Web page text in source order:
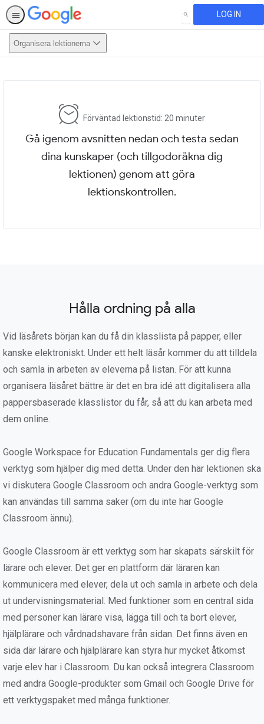
SEARCH LOG IN
Organisera lektionerna
Förväntad lektionstid: 20 minuter
Gå igenom avsnitten nedan och testa sedan
dina kunskaper (och tillgodoräkna dig
lektionen) genom att göra
lektionskontrollen.
Hålla ordning på alla
Vid läsårets början kan du få din klasslista på papper, eller
kanske elektroniskt. Under ett helt läsår kommer du att tilldela
och samla in arbeten av eleverna på listan. För att kunna
organisera läsåret bättre är det en bra idé att digitalisera alla
pappersbaserade klasslistor du får, så att du kan arbeta med
dem online.
Google Workspace for Education Fundamentals ger dig flera
verktyg som hjälper dig med detta. Under den här lektionen ska
vi diskutera Google Classroom och andra Google-verktyg som
kan användas till samma saker (om du inte har Google
Classroom ännu).
Google Classroom är ett verktyg som har skapats särskilt för
lärare och elever. Det ger en plattform där läraren kan
kommunicera med elever, dela ut och samla in arbete och dela
ut undervisningsmaterial. Med funktioner som en central sida
med personer kan lärare visa, lägga till och ta bort elever,
hjälplärare och vårdnadshavare från sidan. Det finns även en
sida där lärare och hjälplärare kan styra hur mycket åtkomst
varje elev har i Classroom. Du kan också integrera Classroom
med andra Google-produkter som Gmail och Google Drive för
ett verktygspaket med många funktioner.